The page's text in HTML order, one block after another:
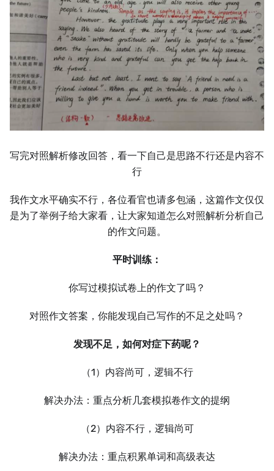
写完对照解析修改回答，看一下自己是思路不行还是内容不
行
我作文水平确实不行，各位看官也请多包涵，这篇作文仅仅
是为了举例子给大家看，让大家知道怎么对照解析分析自己
的作文问题。
平时训练：
你写过模拟试卷上的作文了吗？
对照作文答案，你能发现自己写作的不足之处吗？
发现不足，如何对症下药呢？
（1）内容尚可，逻辑不行
解决办法：重点分析几套模拟卷作文的提纲
（2）内容不行，逻辑尚可
解决办法：重点积累单词和高级表达